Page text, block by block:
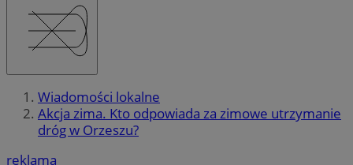
Wiadomości lokalne
Akcja zima. Kto odpowiada za zimowe utrzymanie
dróg w Orzeszu?
reklama